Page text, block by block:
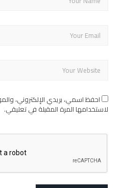
احفظ اسمي، بريدي الإلكتروني،
لاستخدامها المرة المقبلة في تعليقي.